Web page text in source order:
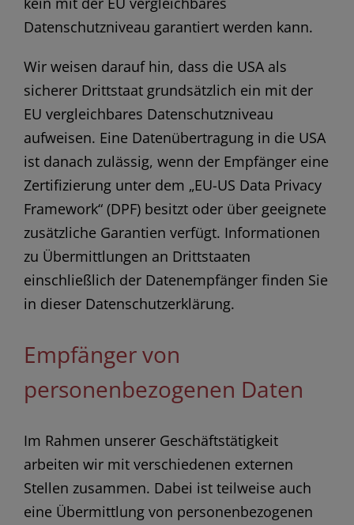
Datenschutzniveau garantiert werden kann.
Wir weisen darauf hin, dass die USA als
sicherer Drittstaat grundsätzlich ein mit der
EU vergleichbares Datenschutzniveau
aufweisen. Eine Datenübertragung in die USA
ist danach zulässig, wenn der Empfänger eine
Zertifizierung unter dem „EU-US Data Privacy
Framework“ (DPF) besitzt oder über geeignete
zusätzliche Garantien verfügt. Informationen
zu Übermittlungen an Drittstaaten
einschließlich der Datenempfänger finden Sie
in dieser Datenschutzerklärung.
Empfänger von
personenbezogenen Daten
Im Rahmen unserer Geschäftstätigkeit
arbeiten wir mit verschiedenen externen
Stellen zusammen. Dabei ist teilweise auch
eine Übermittlung von personenbezogenen